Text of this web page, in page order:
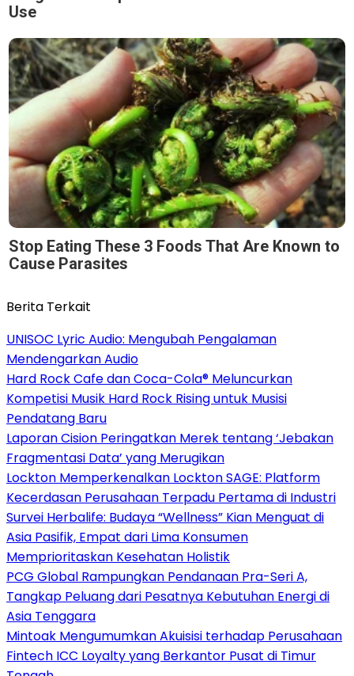
Use
Stop Eating These 3 Foods That Are Known to
Cause Parasites
Berita Terkait
UNISOC Lyric Audio: Mengubah Pengalaman
Mendengarkan Audio
Hard Rock Cafe dan Coca-Cola® Meluncurkan
Kompetisi Musik Hard Rock Rising untuk Musisi
Pendatang Baru
Laporan Cision Peringatkan Merek tentang ‘Jebakan
Fragmentasi Data’ yang Merugikan
Lockton Memperkenalkan Lockton SAGE: Platform
Kecerdasan Perusahaan Terpadu Pertama di Industri
Survei Herbalife: Budaya “Wellness” Kian Menguat di
Asia Pasifik, Empat dari Lima Konsumen
Memprioritaskan Kesehatan Holistik
PCG Global Rampungkan Pendanaan Pra-Seri A,
Tangkap Peluang dari Pesatnya Kebutuhan Energi di
Asia Tenggara
Mintoak Mengumumkan Akuisisi terhadap Perusahaan
Fintech ICC Loyalty yang Berkantor Pusat di Timur